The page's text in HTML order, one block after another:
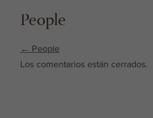
People
Post navigation
← People
Los comentarios están cerrados.